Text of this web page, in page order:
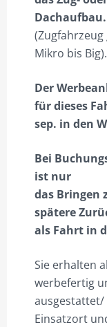
Dachaufbau.
Mikro bis Big).
Der
für dieses
sep. in den
Bei
ist nur
das Bringen
spätere
als Fahrt in
Sie erhalten
werbefertig
ausgestattet/
Einsatzort